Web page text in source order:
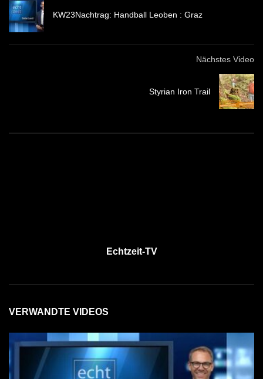
KW23Nachtrag: Handball Leoben : Graz
Nächstes Video
Styrian Iron Trail
Echtzeit-TV
VERWANDTE VIDEOS